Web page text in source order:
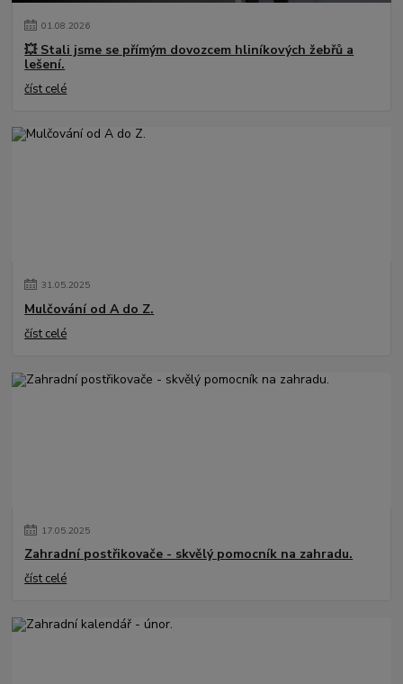
01.08.2026
💥 Stali jsme se přímým dovozcem hliníkových žebřů a
lešení.
číst celé
31.05.2025
Mulčování od A do Z.
číst celé
17.05.2025
Zahradní postřikovače - skvělý pomocník na zahradu.
číst celé